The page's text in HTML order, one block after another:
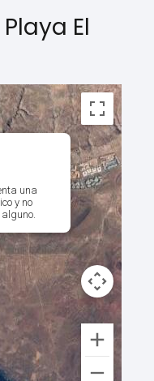
El
una
y no